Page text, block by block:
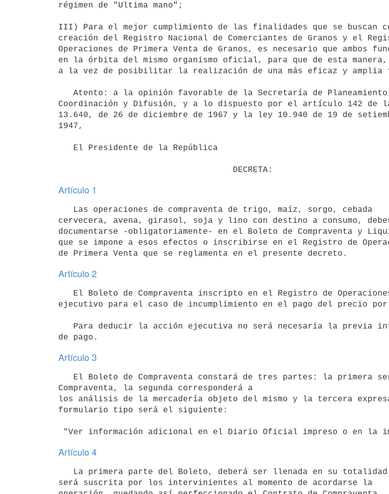
régimen de "Ultima mano";
III) Para el mejor cumplimiento de las finalidades que se buscan
creación del Registro Nacional de Comerciantes de Granos y el
Operaciones de Primera Venta de Granos, es necesario que ambos
en la órbita del mismo organismo oficial, para que de esta
a la vez de posibilitar la realización de una más eficaz y amplia
Coordinación y Difusión, y a lo dispuesto por el artículo 142 de
13.640, de 26 de diciembre de 1967 y la ley 10.940 de 19 de
1947,
Artículo 1
cervecera, avena, girasol, soja y lino con destino a consumo,
documentarse -obligatoriamente- en el Boleto de Compraventa y
que se impone a esos efectos o inscribirse en el Registro de
Artículo 2
ejecutivo para el caso de incumplimiento en el pago del precio por
Artículo 3
Compraventa, la segunda corresponderá a
los análisis de la mercadería objeto del mismo y la tercera
formulario tipo será el siguiente:
Artículo 4
será suscrita por los intervinientes al momento de acordarse la